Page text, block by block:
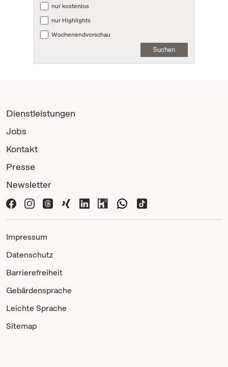
nur kostenlos
nur Highlights
Wochenendvorschau
Suchen
Dienstleistungen
Jobs
Kontakt
Presse
Newsletter
Impressum
Datenschutz
Barrierefreiheit
Gebärdensprache
Leichte Sprache
Sitemap